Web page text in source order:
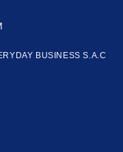
BUSINESS S.A.C